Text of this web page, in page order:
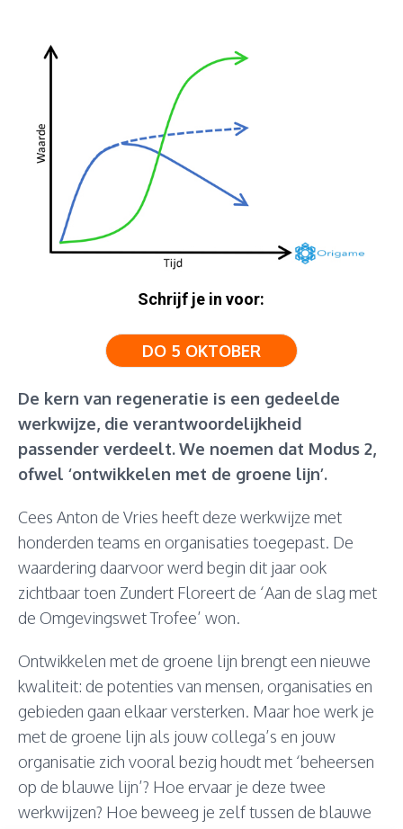
Schrijf je in voor:
DO 5 OKTOBER
De kern van regeneratie is een gedeelde
werkwijze, die verantwoordelijkheid
passender verdeelt.We noemen dat Modus 2,
ofwel ‘ontwikkelen met de groene lijn’.
Cees Anton de Vries heeft deze werkwijze met
honderden teams en organisaties toegepast. De
waardering daarvoor werd begin dit jaar ook
zichtbaar toen Zundert Floreert de ‘Aan de slag met
de Omgevingswet Trofee’ won.
Ontwikkelen met de groene lijn brengt een nieuwe
kwaliteit: de potenties van mensen, organisaties en
gebieden gaan elkaar versterken. Maar hoe werk je
met de groene lijn als jouw collega’s en jouw
organisatie zich vooral bezig houdt met ‘beheersen
op de blauwe lijn’? Hoe ervaar je deze twee
werkwijzen? Hoe beweeg je zelf tussen de blauwe